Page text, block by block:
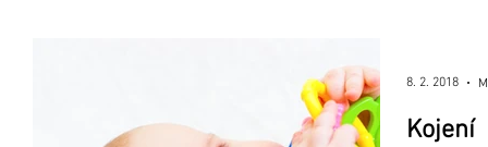
Kojení
8. 2. 2018